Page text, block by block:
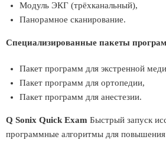
Модуль ЭКГ (трёхканальный),
Панорамное сканирование.
Специализированные пакеты
Пакет программ для экстренной
Пакет программ для ортопедии,
Пакет программ для анестезии.
Q Sonix Quick Exam Быстрый запуск
программные алгоритмы для